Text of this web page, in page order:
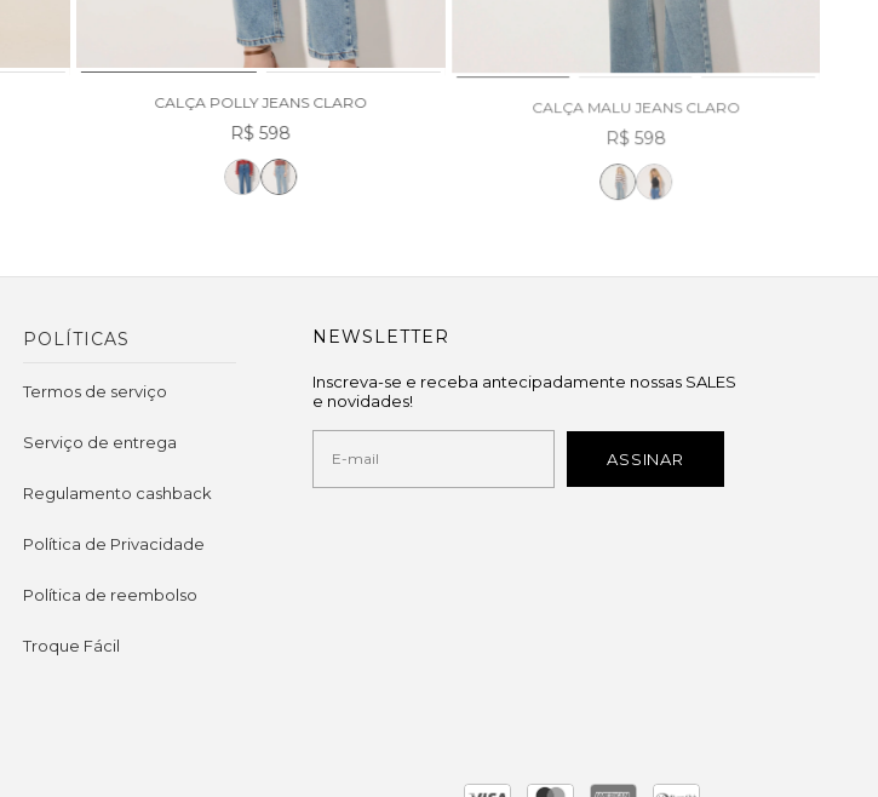
CALÇA POLLY JEANS CLARO
R$ 598
CALÇA MALU JEANS CLARO
R$ 598
POLÍTICAS
Termos de serviço
Serviço de entrega
Regulamento cashback
Política de Privacidade
Política de reembolso
Troque Fácil
NEWSLETTER
Inscreva-se e receba antecipadamente nossas SALES
e novidades!